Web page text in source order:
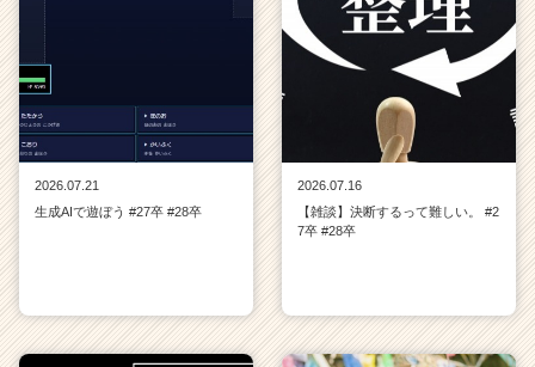
2026.07.21
生成AIで遊ぼう #27卒 #28卒
2026.07.16
【雑談】決断するって難しい。 #2
7卒 #28卒